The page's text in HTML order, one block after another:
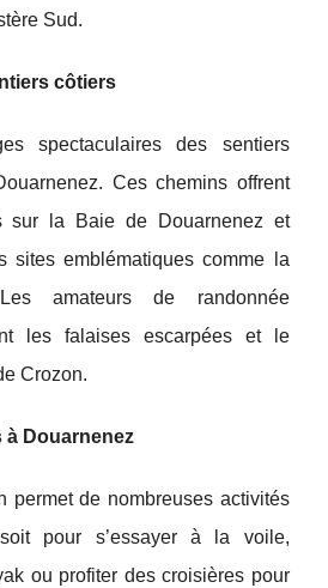
Sud.
côtiers
spectaculaires des sentiers
Ces chemins offrent
sur la Baie de Douarnenez et
sites emblématiques comme la
amateurs de randonnée
les falaises escarpées et le
Crozon.
Douarnenez
permet de nombreuses activités
pour s’essayer à la voile,
ou profiter des croisières pour